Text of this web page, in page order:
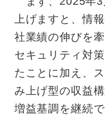
上げますと、情
社業績の伸びを
セキュリティ対
たことに加え、
み上げ型の収益
増益基調を継続